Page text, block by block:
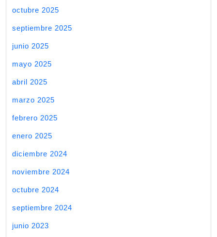
octubre 2025
septiembre 2025
junio 2025
mayo 2025
abril 2025
marzo 2025
febrero 2025
enero 2025
diciembre 2024
noviembre 2024
octubre 2024
septiembre 2024
junio 2023